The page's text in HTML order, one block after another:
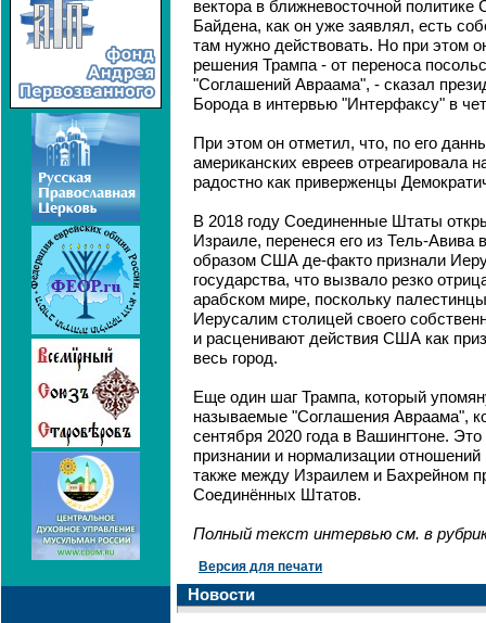
вектора в ближневосточной
Байдена, как он уже заявлял, есть
там нужно действовать. Но при этом
решения Трампа - от переноса
"Соглашений Авраама", - сказал
Борода в интервью "Интерфаксу" в
При этом он отметил, что, по его
американских евреев отреагировала
радостно как приверженцы
В 2018 году Соединенные Штаты
Израиле, перенеся его из Тель-Авива
образом США де-факто признали
государства, что вызвало резко
арабском мире, поскольку
Иерусалим столицей своего
и расценивают действия США как
весь город.
Еще один шаг Трампа, который
называемые "Соглашения Авраама",
сентября 2020 года в Вашингтоне.
признании и нормализации
также между Израилем и Бахрейном
Соединённых Штатов.
Полный текст интервью см. в
Версия для печати
Новости